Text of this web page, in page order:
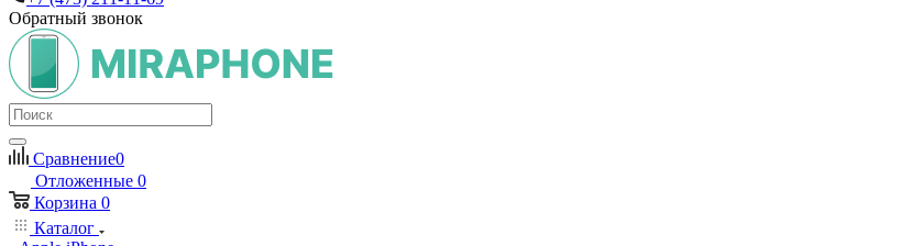
Обратный звонок
Сравнение0
Отложенные 0
Корзина 0
Каталог